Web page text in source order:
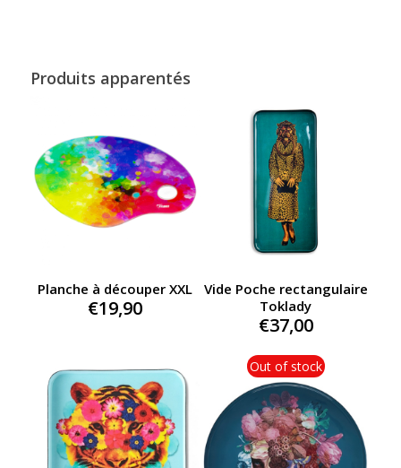
Produits apparentés
Planche à découper XXL
€19,90
Vide Poche rectangulaire
Toklady
€37,00
Out of stock